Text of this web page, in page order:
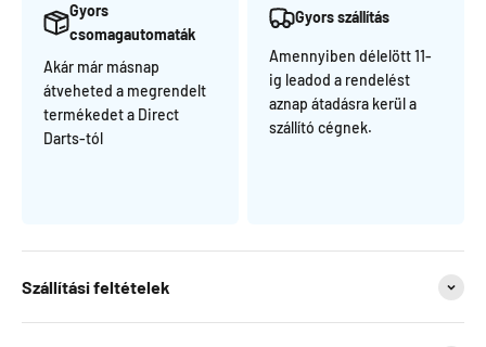
Gyors
csomagautomaták
Akár már másnap
átveheted a megrendelt
termékedet a Direct
Darts-tól
Gyors szállítás
Amennyiben délelött 11-
ig leadod a rendelést
aznap átadásra kerül a
szállító cégnek.
Szállítási feltételek